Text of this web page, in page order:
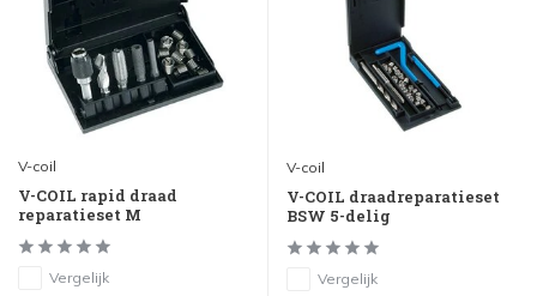
V-coil
V-COIL rapid draad
reparatieset M
Vergelijk
V-coil
V-COIL draadreparatieset
BSW 5-delig
Vergelijk